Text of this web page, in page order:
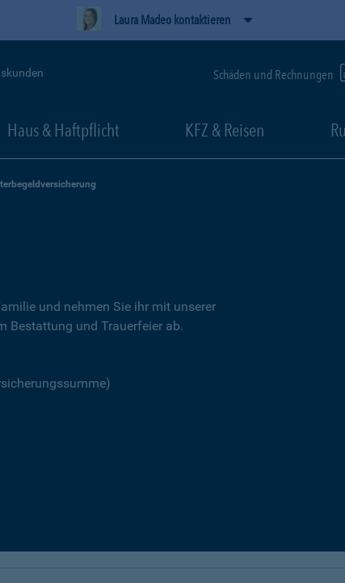
Laura Madeo kontaktieren
Schäden und Rechnungen
Haus & Haftpflicht KFZ & Reisen
und nehmen Sie ihr mit unserer
Bestattung und Trauerfeier ab.